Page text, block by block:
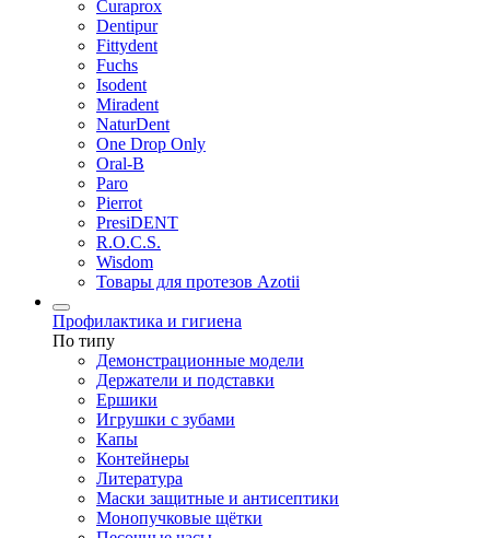
Curaprox
Dentipur
Fittydent
Fuchs
Isodent
Miradent
NaturDent
One Drop Only
Oral-B
Paro
Pierrot
PresiDENT
R.O.C.S.
Wisdom
Товары для протезов Azotii
Профилактика и гигиена
По типу
Демонстрационные модели
Держатели и подставки
Ершики
Игрушки с зубами
Капы
Контейнеры
Литература
Маски защитные и антисептики
Монопучковые щётки